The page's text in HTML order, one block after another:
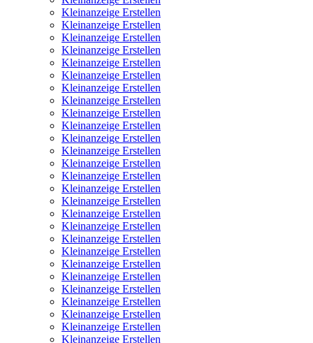
Kleinanzeige Erstellen
Kleinanzeige Erstellen
Kleinanzeige Erstellen
Kleinanzeige Erstellen
Kleinanzeige Erstellen
Kleinanzeige Erstellen
Kleinanzeige Erstellen
Kleinanzeige Erstellen
Kleinanzeige Erstellen
Kleinanzeige Erstellen
Kleinanzeige Erstellen
Kleinanzeige Erstellen
Kleinanzeige Erstellen
Kleinanzeige Erstellen
Kleinanzeige Erstellen
Kleinanzeige Erstellen
Kleinanzeige Erstellen
Kleinanzeige Erstellen
Kleinanzeige Erstellen
Kleinanzeige Erstellen
Kleinanzeige Erstellen
Kleinanzeige Erstellen
Kleinanzeige Erstellen
Kleinanzeige Erstellen
Kleinanzeige Erstellen
Kleinanzeige Erstellen
Kleinanzeige Erstellen